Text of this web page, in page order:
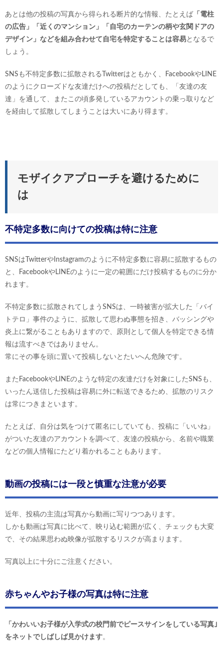
あとは他の投稿の写真から得られる断片的な情報、たとえば 「電柱
の広告」「近くのマンション」「自宅のカーテンの柄や玄関ドアの
デザイン」などを組み合わせて自宅を特定することは容易となるで
しょう。
SNSも不特定多数に拡散されるTwitterはともかく、FacebookやLINE
のようにクローズドな友達だけへの投稿だとしても、「友達の友
達」を通して、またこの頃多発しているアカウントの乗っ取りなど
を経由して拡散してしまうことは大いにあり得ます。
モザイクアプローチを避けるために
は
不特定多数に向けての投稿は特に注意
SNSはTwitterやInstagramのように不特定多数に容易に拡散するもの
と、FacebookやLINEのように一定の範囲にだけ投稿するものに分か
れます。
不特定多数に拡散されてしまうSNSは、一時被害が拡大した「バイ
トテロ」事件のように、拡散して思わぬ事態を招き、バッシングや
炎上に繋がることもありますので、原則として個人を特定できる情
報は流すべきではありません。
常にその事を頭に置いて投稿しないとたいへん危険です。
またFacebookやLINEのような特定の友達だけを対象にしたSNSも、
いったん送信した投稿は容易に外に転送できるため、拡散のリスク
は常につきまといます。
たとえば、自分は気をつけて匿名にしていても、投稿に「いいね」
がついた友達のアカウントを調べて、友達の投稿から、名前や職業
などの個人情報にたどり着かれることもあります。
動画の投稿には一段と慎重な注意が必要
近年、投稿の主流は写真から動画に写りつつあります。
しかも動画は写真に比べて、映り込む範囲が広く、チェックも大変
で、その結果思わぬ映像が拡散するリスクが高まります。
写真以上に十分にご注意ください。
赤ちゃんやお子様の写真は特に注意
「かわいいお子様が入学式の校門前でピースサインをしている写真｣
をネットでしばしば見かけます。